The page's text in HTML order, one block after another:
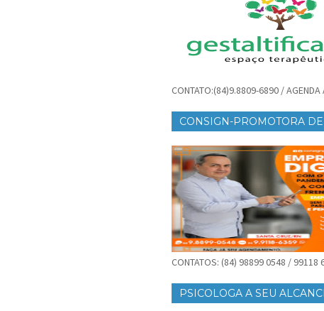
CONTATO:(84)9.8809-6890 / AGENDA
CONSIGN-PROMOTORA DE
CONTATOS: (84) 98899 0548 / 99118
PSICOLOGA A SEU